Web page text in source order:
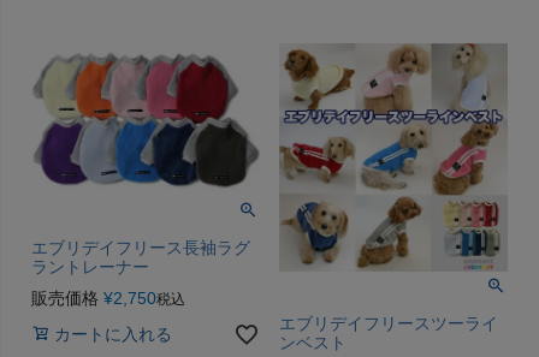
エブリデイフリース長袖ラグ
ラントレーナー
販売価格 ¥2,750税込
カートに入れる
エブリデイフリースツーライ
ンベスト